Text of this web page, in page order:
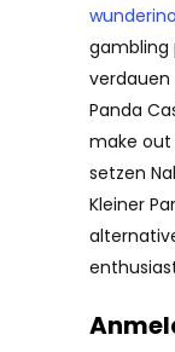
gambling
verdauen
Panda
make out
setzen
Kleiner